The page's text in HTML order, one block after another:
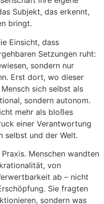
Subjekt, das erkennt,
bringt.
Einsicht, dass
Setzungen ruht:
sondern nur
Erst dort, wo dieser
sich selbst als
sondern autonom.
mehr als bloßes
einer Verantwortung
selbst und der Welt.
Menschen wandten
von
ab – nicht
Sie fragten
sondern was